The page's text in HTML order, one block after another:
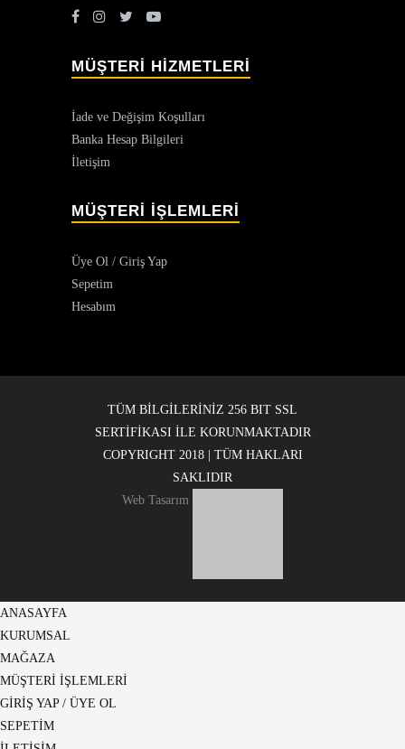
MÜŞTERİ HİZMETLERİ
İade ve Değişim Koşulları
Banka Hesap Bilgileri
İletişim
MÜŞTERİ İŞLEMLERİ
Üye Ol / Giriş Yap
Sepetim
Hesabım
TÜM BİLGİLERİNİZ 256 BIT SSL
SERTİFİKASI İLE KORUNMAKTADIR
COPYRIGHT 2018 | TÜM HAKLARI
SAKLIDIR
Web Tasarım
ANASAYFA
KURUMSAL
MAĞAZA
MÜŞTERİ İŞLEMLERİ
GİRİŞ YAP / ÜYE OL
SEPETİM